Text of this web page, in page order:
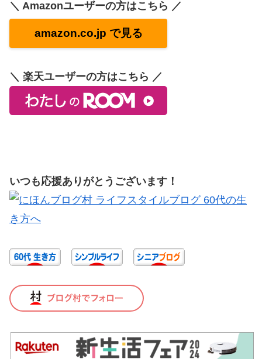
＼ Amazonユーザーの方はこちら ／
amazon.co.jp で見る
＼ 楽天ユーザーの方はこちら ／
いつも応援ありがとうございます！